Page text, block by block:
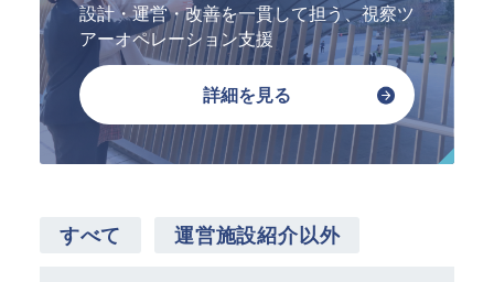
トップメッセージ
企業理念
会社概要・アクセス
SPSの歴史
設計・運営・改善を一貫して担う、視察ツ
アーオペレーション支援
詳細を見る
すべて 運営施設紹介以外